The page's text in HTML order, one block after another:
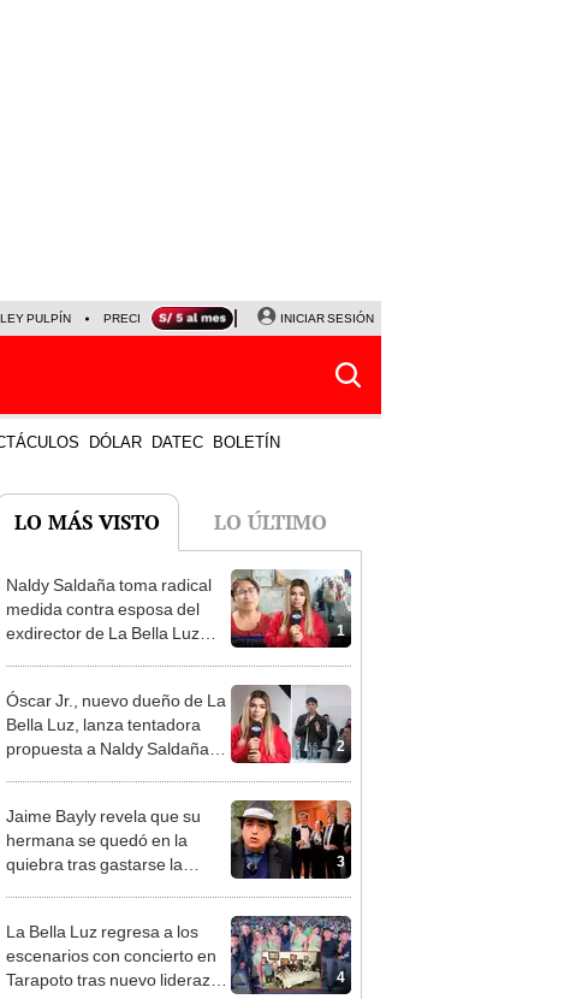
LEY PULPÍN PRECIO DEL DÓLAR CORTE DE LUZ VIERNES 7 DE AGOSTO
INICIAR SESIÓN
DÓLAR DATEC BOLETÍN
LO MÁS VISTO LO ÚLTIMO
1
Naldy Saldaña toma radical
medida contra esposa del
exdirector de La Bella Luz
grave”
2
Óscar Jr., nuevo dueño de La
Bella Luz, lanza tentadora
propuesta a Naldy Saldaña
tipo de ley”
3
Jaime Bayly revela que su
hermana se quedó en la
quiebra tras gastarse la
4
La Bella Luz regresa a los
escenarios con concierto en
Tarapoto tras nuevo liderazgo